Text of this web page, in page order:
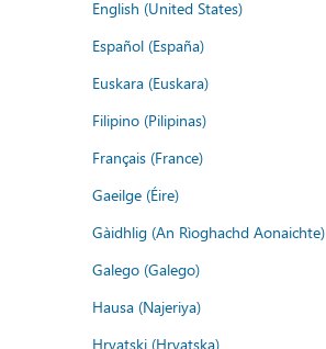
English (United States)
Español (España)
Euskara (Euskara)
Filipino (Pilipinas)
Français (France)
Gaeilge (Éire)
Gàidhlig (An Rìoghachd Aonaichte)
Galego (Galego)
Hausa (Najeriya)
Hrvatski (Hrvatska)